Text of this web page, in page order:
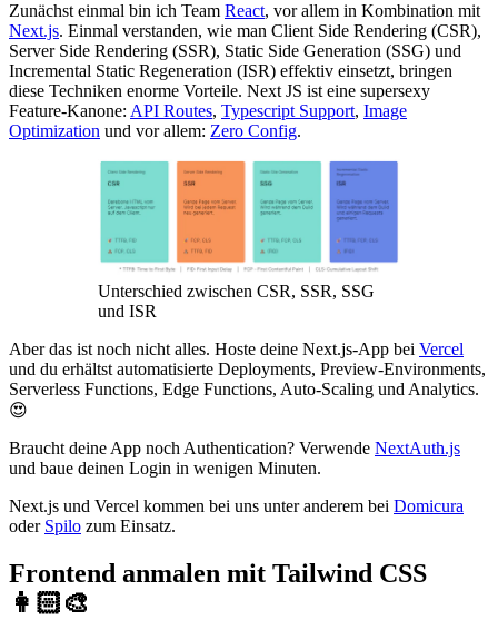
Zunächst einmal bin ich Team React, vor allem in Kombination mit
Next.js. Einmal verstanden, wie man Client Side Rendering (CSR),
Server Side Rendering (SSR), Static Side Generation (SSG) und
Incremental Static Regeneration (ISR) effektiv einsetzt, bringen
diese Techniken enorme Vorteile. Next JS ist eine supersexy
Feature-Kanone: API Routes, Typescript Support, Image
Optimization und vor allem: Zero Config.
Unterschied zwischen CSR, SSR, SSG
und ISR
Aber das ist noch nicht alles. Hoste deine Next.js-App bei Vercel
und du erhältst automatisierte Deployments, Preview-Environments,
Serverless Functions, Edge Functions, Auto-Scaling und Analytics.
😍
Braucht deine App noch Authentication? Verwende NextAuth.js
und baue deinen Login in wenigen Minuten.
Next.js und Vercel kommen bei uns unter anderem bei Domicura
oder Spilo zum Einsatz.
Frontend anmalen mit Tailwind CSS
👩🏻‍🎨